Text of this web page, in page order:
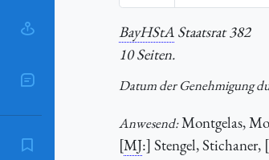
Sachschlagworte
Zitierempfehlung
BayHStA Staatsrat 382
10 Seiten.
Datum der Genehmigung
Anwesend:Montgelas,
[MJ:] Stengel, Stichaner, [